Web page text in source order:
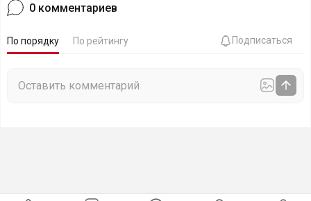
0 комментариев
По порядку По рейтингу Подписаться